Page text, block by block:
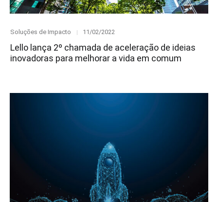
Category
Soluções de Impacto
Posted
11/02/2022
Lello lança 2º chamada de aceleração de ideias
inovadoras para melhorar a vida em comum